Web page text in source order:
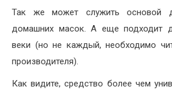
Так же может служить основой
домашних масок. А еще подходит
веки (но не каждый, необходимо
производителя).
Как видите, средство более чем